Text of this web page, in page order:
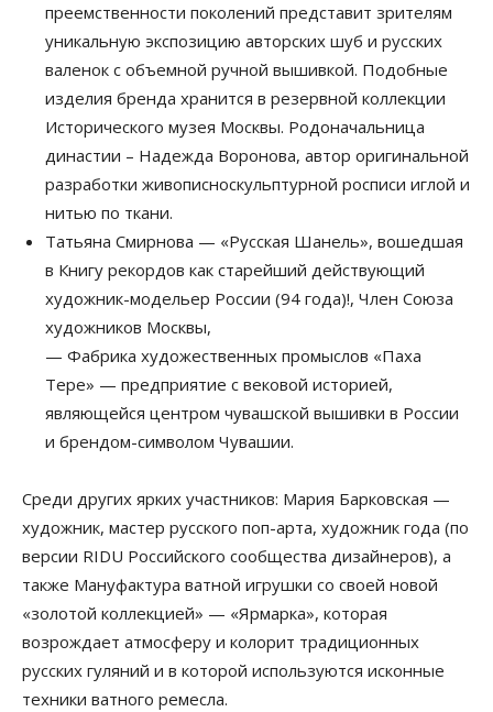
преемственности поколений представит зрителям
уникальную экспозицию авторских шуб и русских
валенок с объемной ручной вышивкой. Подобные
изделия бренда хранится в резервной коллекции
Исторического музея Москвы. Родоначальница
династии – Надежда Воронова, автор оригинальной
разработки живописно­скульптурной росписи иглой и
нитью по ткани.
Татьяна Смирнова — «Русская Шанель», вошедшая
в Книгу рекордов как старейший действующий
художник-модельер России (94 года)!, Член Союза
художников Москвы,
— Фабрика художественных промыслов «Паха
Тере» — предприятие с вековой историей,
являющейся центром чувашской вышивки в России
и брендом-символом Чувашии.
Среди других ярких участников: Мария Барковская —
художник, мастер русского поп-арта, художник года (по
версии RIDU Российского сообщества дизайнеров), а
также Мануфактура ватной игрушки со своей новой
«золотой коллекцией» — «Ярмарка», которая
возрождает атмосферу и колорит традиционных
русских гуляний и в которой используются исконные
техники ватного ремесла.